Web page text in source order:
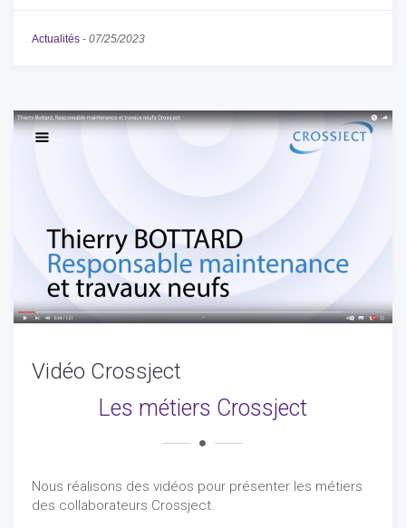
Actualités - 07/25/2023
Vidéo Crossject
Les métiers Crossject
Nous réalisons des vidéos pour présenter les métiers
des collaborateurs Crossject.